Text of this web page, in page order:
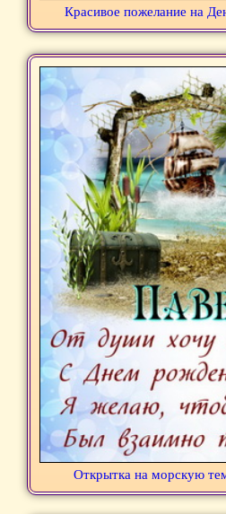
Красивое пожелание на
Открытка на морскую